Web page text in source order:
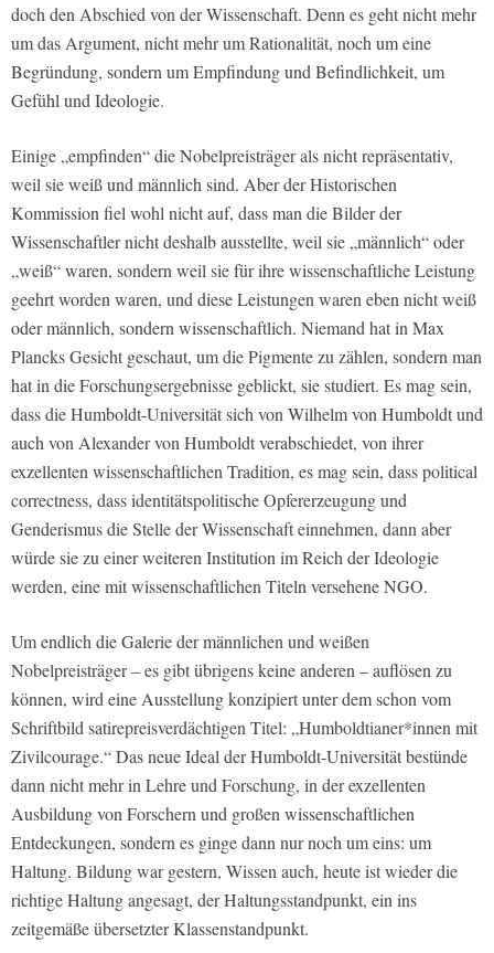
doch den Abschied von der Wissenschaft. Denn es geht nicht mehr
um das Argument, nicht mehr um Rationalität, noch um eine
Begründung, sondern um Empfindung und Befindlichkeit, um
Gefühl und Ideologie.
Einige „empfinden“ die Nobelpreisträger als nicht repräsentativ,
weil sie weiß und männlich sind. Aber der Historischen
Kommission fiel wohl nicht auf, dass man die Bilder der
Wissenschaftler nicht deshalb ausstellte, weil sie „männlich“ oder
„weiß“ waren, sondern weil sie für ihre wissenschaftliche Leistung
geehrt worden waren, und diese Leistungen waren eben nicht weiß
oder männlich, sondern wissenschaftlich. Niemand hat in Max
Plancks Gesicht geschaut, um die Pigmente zu zählen, sondern man
hat in die Forschungsergebnisse geblickt, sie studiert. Es mag sein,
dass die Humboldt-Universität sich von Wilhelm von Humboldt und
auch von Alexander von Humboldt verabschiedet, von ihrer
exzellenten wissenschaftlichen Tradition, es mag sein, dass political
correctness, dass identitätspolitische Opfererzeugung und
Genderismus die Stelle der Wissenschaft einnehmen, dann aber
würde sie zu einer weiteren Institution im Reich der Ideologie
werden, eine mit wissenschaftlichen Titeln versehene NGO.
Um endlich die Galerie der männlichen und weißen
Nobelpreisträger – es gibt übrigens keine anderen – auflösen zu
können, wird eine Ausstellung konzipiert unter dem schon vom
Schriftbild satirepreisverdächtigen Titel: „Humboldtianer*innen mit
Zivilcourage.“ Das neue Ideal der Humboldt-Universität bestünde
dann nicht mehr in Lehre und Forschung, in der exzellenten
Ausbildung von Forschern und großen wissenschaftlichen
Entdeckungen, sondern es ginge dann nur noch um eins: um
Haltung. Bildung war gestern, Wissen auch, heute ist wieder die
richtige Haltung angesagt, der Haltungsstandpunkt, ein ins
zeitgemäße übersetzter Klassenstandpunkt.